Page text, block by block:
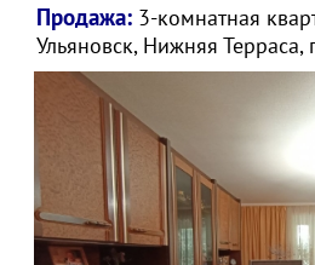
Продажа: 3-комнатная
Ульяновск, Нижняя